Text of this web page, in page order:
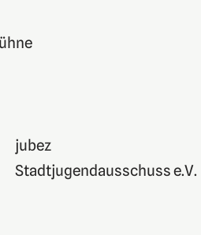
jubez
Stadtjugendausschuss e.V.